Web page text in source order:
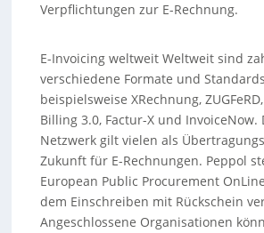
Verpflichtungen zur E-Rechnung.
E-Invoicing weltweit Weltweit sind
verschiedene Formate und
beispielsweise XRechnung,
Billing 3.0, Factur-X und InvoiceNow.
Netzwerk gilt vielen als
Zukunft für E-Rechnungen. Peppol
European Public Procurement
dem Einschreiben mit Rückschein
Angeschlossene Organisationen